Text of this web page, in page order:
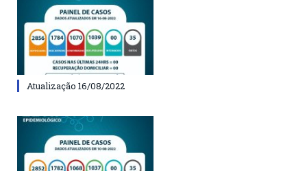
Atualização 16/08/2022